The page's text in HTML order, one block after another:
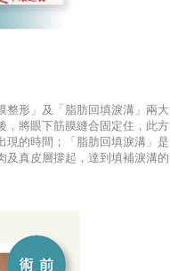
整形」及「脂肪回填淚溝」兩大
，將眼下筋膜縫合固定住，此方
現的時間；「脂肪回填淚溝」是
及真皮層撐起，達到填補淚溝的